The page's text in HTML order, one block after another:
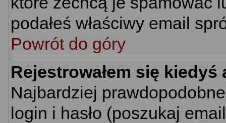
podałeś właściwy email
Powrót do góry
Rejestrowałem się
Najbardziej
login i hasło (poszukaj